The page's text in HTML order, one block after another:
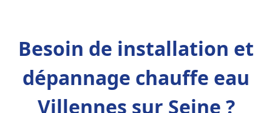
Besoin de installation et
dépannage chauffe eau
Villennes sur Seine ?